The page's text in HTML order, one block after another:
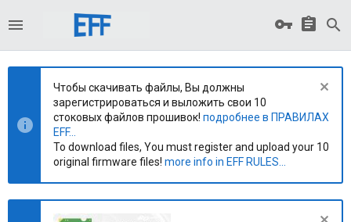
Чтобы скачивать файлы, Вы должны
зарегистрироваться и выложить свои 10
стоковых файлов прошивок! подробнее в ПРАВИЛАХ
EFF...
To download files, You must register and upload your 10
original firmware files! more info in EFF RULES...